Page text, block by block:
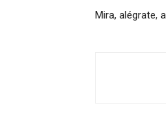
Mira, alégrate,